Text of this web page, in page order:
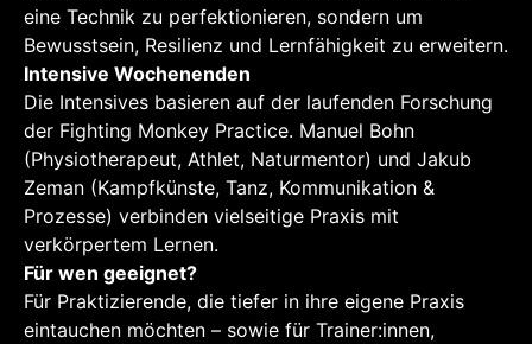
eine Technik zu perfektionieren, sondern um
Bewusstsein, Resilienz und Lernfähigkeit zu erweitern.
Intensive Wochenenden
Die Intensives basieren auf der laufenden Forschung
der Fighting Monkey Practice. Manuel Bohn
(Physiotherapeut, Athlet, Naturmentor) und Jakub
Zeman (Kampfkünste, Tanz, Kommunikation &
Prozesse) verbinden vielseitige Praxis mit
verkörpertem Lernen.
Für wen geeignet?
Für Praktizierende, die tiefer in ihre eigene Praxis
eintauchen möchten – sowie für Trainer:innen,